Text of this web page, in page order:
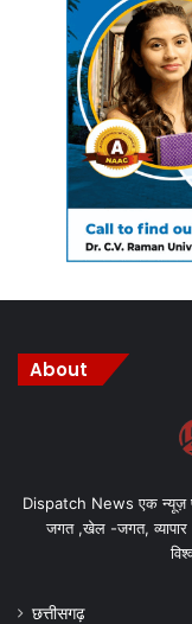
About
Dispatch News एक न्यूज़
जगत ,खेल -जगत, व्यापार ,
छत्तीसगढ़